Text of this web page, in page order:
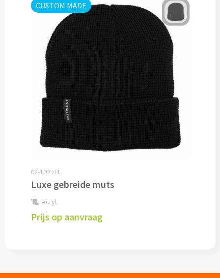
Kauwgom bedrukken
Alle snoep artikelen
Koeken & Chips
Koekjes bedrukken
Brievenbus taarten
Chips & Nootjes bedrukken
Schrijfwaren & Kantoorartikelen
Pennen
Houten balpennen bedrukken
CUSTOM MADE
02-193911
Luxe gebreide muts
Acryl
Prijs op aanvraag